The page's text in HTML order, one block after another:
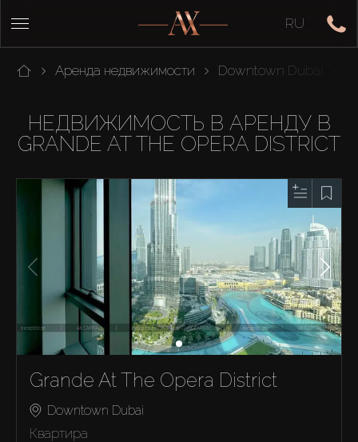
RU
Аренда недвижимости Downtown Dubai
НЕДВИЖИМОСТЬ В АРЕНДУ В
GRANDE AT THE OPERA DISTRICT
Grande At The Opera District
Downtown Dubai
Квартира